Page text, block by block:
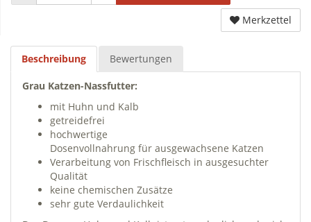
Merkzettel
Beschreibung Bewertungen
Grau Katzen-Nassfutter:
mit Huhn und Kalb
getreidefrei
hochwertige
Dosenvollnahrung für ausgewachsene Katzen
Verarbeitung von Frischfleisch in ausgesuchter
Qualität
keine chemischen Zusätze
sehr gute Verdaulichkeit